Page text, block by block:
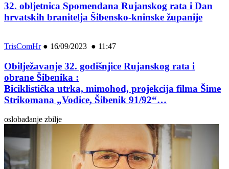
32. obljetnica Spomendana Rujanskog rata i Dan
hrvatskih branitelja Šibensko-kninske županije
TrisComHr● 16/09/2023 ● 11:47
Obilježavanje 32. godišnjice Rujanskog rata i
obrane Šibenika :
Biciklistička utrka, mimohod, projekcija filma Šime
Strikomana „Vodice, Šibenik 91/92“…
oslobađanje zbilje